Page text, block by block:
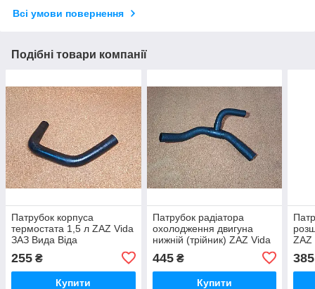
Всі умови повернення
Подібні товари компанії
Патрубок корпуса
термостата 1,5 л ZAZ Vida
ЗАЗ Вида Віда
255 ₴
Купити
Патрубок радіатора
охолодження двигуна
нижній (трійник) ZAZ Vida
445₴
Купити
ZAZ
385